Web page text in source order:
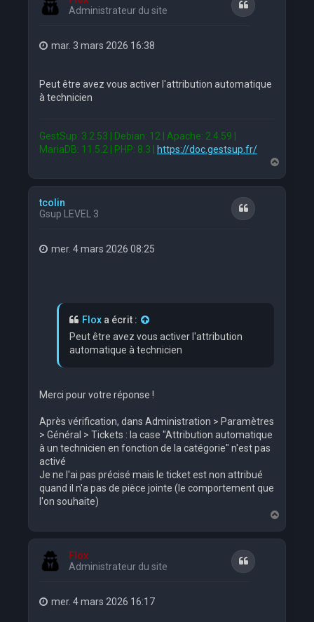
Administrateur du site
Citation
mar. 3 mars 2026 16:38
Peut être avez vous activer l'attribution automatique
à technicien
GestSup: 3.2.53 | Debian: 12 | Apache: 2.4.59 |
MariaDB: 11.5.2 | PHP: 8.3 |
https://doc.gestsup.fr/
a
u
tcolin
Gsup LEVEL 3
Citation
mer. 4 mars 2026 08:25
Flox a écrit :
Peut être avez vous activer l'attribution
automatique à technicien
Merci pour votre réponse !
Après vérification, dans Administration > Paramètres
> Général > Tickets : la case "Attribution automatique
à un technicien en fonction de la catégorie" n'est pas
activé
Je ne l'ai pas précisé mais le ticket est non attribué
quand il n'a pas de pièce jointe (le comportement que
l'on souhaite)
a
Flox
Administrateur du site
Citation
mer. 4 mars 2026 16:17